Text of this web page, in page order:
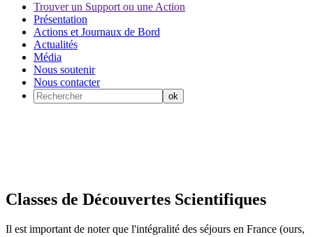
Trouver un Support ou une Action
Présentation
Actions et Journaux de Bord
Actualités
Média
Nous soutenir
Nous contacter
Classes de Découvertes Scientifiques
Il est important de noter que l'intégralité des séjours en France (ours,